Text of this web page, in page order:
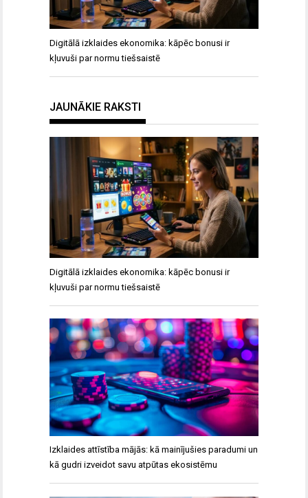
Digitālā izklaides ekonomika: kāpēc bonusi ir
kļuvuši par normu tiešsaistē
JAUNĀKIE RAKSTI
Digitālā izklaides ekonomika: kāpēc bonusi ir
kļuvuši par normu tiešsaistē
Izklaides attīstība mājās: kā mainījušies paradumi un
kā gudri izveidot savu atpūtas ekosistēmu